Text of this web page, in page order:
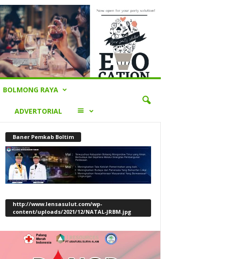
BOLMONG RAYA
ADVERTORIAL LAINNYA
Baner Pemkab Boltim
http://www.lensasulut.com/wp-
content/uploads/2021/12/NATAL-JRBM.jpg